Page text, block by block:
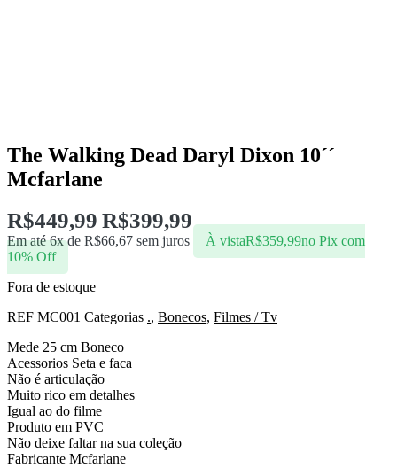
The Walking Dead Daryl Dixon 10´´
Mcfarlane
R$449,99 R$399,99
Em até 6x de R$66,67 sem juros À vistaR$359,99no Pix com
10% Off
Fora de estoque
REF MC001 Categorias ., Bonecos, Filmes / Tv
Mede 25 cm Boneco
Acessorios Seta e faca
Não é articulação
Muito rico em detalhes
Igual ao do filme
Produto em PVC
Não deixe faltar na sua coleção
Fabricante Mcfarlane